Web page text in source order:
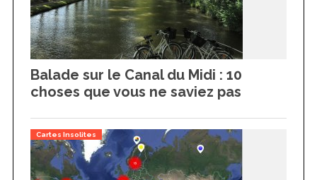
Balade sur le Canal du Midi : 10
choses que vous ne saviez pas
Cartes Insolites